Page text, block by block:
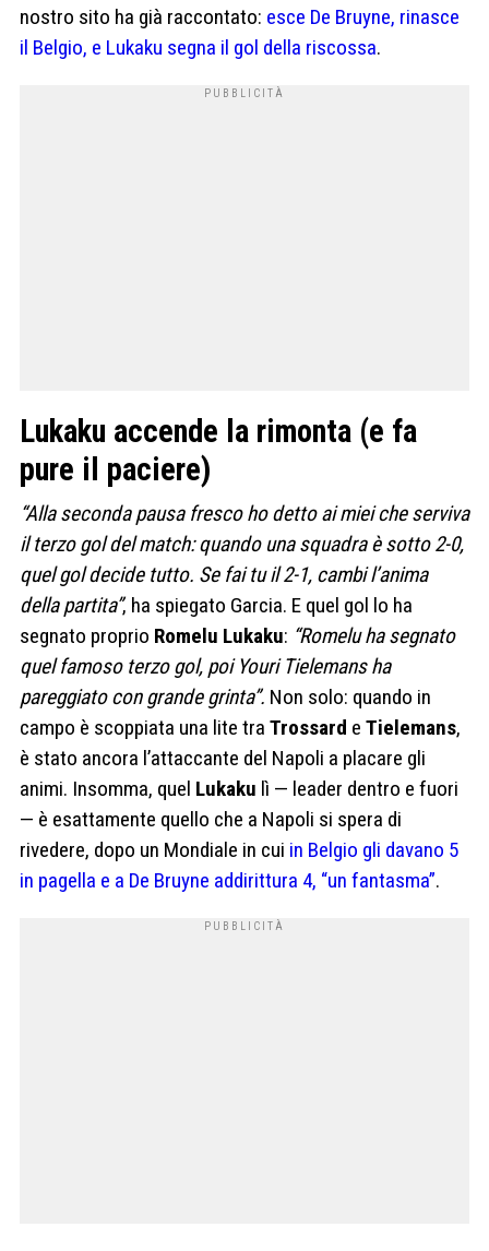
nostro sito ha già raccontato: esce De Bruyne, rinasce
il Belgio, e Lukaku segna il gol della riscossa.
Lukaku accende la rimonta (e fa
pure il paciere)
“Alla seconda pausa fresco ho detto ai miei che serviva
il terzo gol del match: quando una squadra è sotto 2-0,
quel gol decide tutto. Se fai tu il 2-1, cambi l’anima
della partita”, ha spiegato Garcia. E quel gol lo ha
segnato proprio Romelu Lukaku: “Romelu ha segnato
quel famoso terzo gol, poi Youri Tielemans ha
pareggiato con grande grinta”. Non solo: quando in
campo è scoppiata una lite tra Trossard e Tielemans,
è stato ancora l’attaccante del Napoli a placare gli
animi. Insomma, quel Lukaku lì — leader dentro e fuori
— è esattamente quello che a Napoli si spera di
rivedere, dopo un Mondiale in cui in Belgio gli davano 5
in pagella e a De Bruyne addirittura 4, “un fantasma”.